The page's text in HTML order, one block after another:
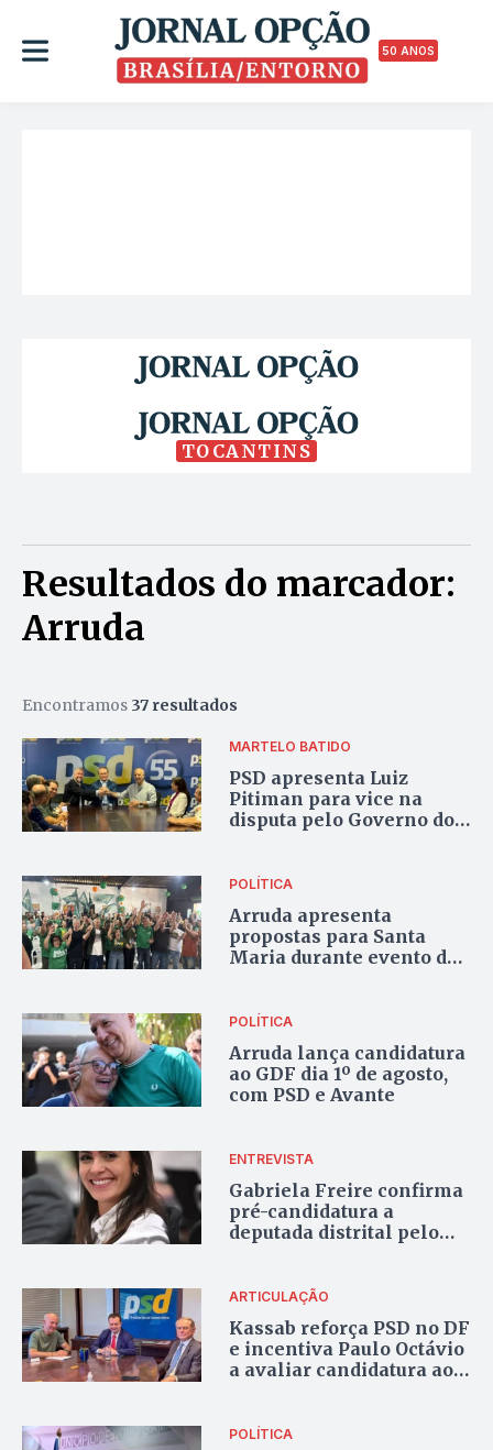
50 ANOS
TOCANTINS
Resultados do marcador:
Arruda
Encontramos 37 resultados
MARTELO BATIDO
PSD apresenta Luiz
Pitiman para vice na
disputa pelo Governo do
POLÍTICA
Arruda apresenta
propostas para Santa
Maria durante evento de
POLÍTICA
Arruda lança candidatura
ao GDF dia 1º de agosto,
com PSD e Avante
ENTREVISTA
Gabriela Freire confirma
pré-candidatura a
deputada distrital pelo
ARTICULAÇÃO
Kassab reforça PSD no DF
e incentiva Paulo Octávio
a avaliar candidatura ao
POLÍTICA